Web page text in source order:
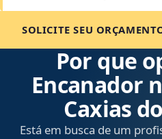
SOLICITE SEU
Por que
Encanador
Caxias
Está em busca de um